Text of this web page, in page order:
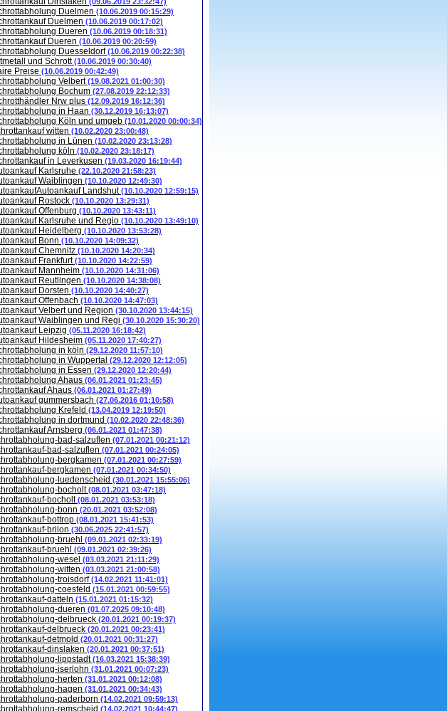
Duelmen (10.06.2019 00:15:29)
Duelmen (10.06.2019 00:17:02)
Dueren (10.06.2019 00:18:31)
Dueren (10.06.2019 00:20:59)
Duesseldorf(10.06.2019 00:22:38)
und Schrott(10.06.2019 00:30:40)
Preise (10.06.2019 00:42:49)
Velbert(19.08.2021 01:00:30)
Bochum (27.08.2019 22:12:33)
Nrw plus (12.09.2019 16:12:36)
in Haan (30.12.2019 16:13:07)
Köln und umgeb (10.01.2020 00:00:34)
witten (10.02.2020 23:00:48)
in Lünen (10.02.2020 23:13:28)
köln (10.02.2020 23:18:17)
in Leverkusen (19.03.2020 16:19:44)
Karlsruhe (22.10.2020 21:58:23)
Waiblingen (10.10.2020 12:49:30)
Landshut(10.10.2020 12:59:15)
Rostock (10.10.2020 13:29:31)
Offenburg (10.10.2020 13:43:11)
Karlsruhe und Regio (10.10.2020 13:49:10)
Heidelberg (10.10.2020 13:53:28)
Bonn (10.10.2020 14:09:32)
Chemnitz (10.10.2020 14:20:34)
Frankfurt(10.10.2020 14:22:59)
Mannheim (10.10.2020 14:31:06)
Reutlingen (10.10.2020 14:38:08)
Dorsten (10.10.2020 14:40:27)
Offenbach (10.10.2020 14:47:03)
Velbert und Region (30.10.2020 13:44:15)
Waiblingen und Regi (30.10.2020 15:30:20)
Leipzig (05.11.2020 16:18:42)
Hildesheim (05.11.2020 17:40:27)
in köln (29.12.2020 11:57:10)
in Wuppertal (29.12.2020 12:12:05)
in Essen (29.12.2020 12:20:44)
Ahaus (06.01.2021 01:23:45)
Ahaus (06.01.2021 01:27:49)
gummersbach (27.06.2016 01:10:58)
Krefeld (13.04.2019 12:19:50)
in dortmund (10.02.2020 22:48:36)
Arnsberg (06.01.2021 01:47:38)
bad-salzuflen (07.01.2021 00:21:12)
bad-salzuflen (07.01.2021 00:24:05)
bergkamen (07.01.2021 00:27:59)
bergkamen (07.01.2021 00:34:50)
luedenscheid (30.01.2021 15:55:06)
bocholt(08.01.2021 03:47:18)
bocholt(08.01.2021 03:53:18)
bonn (20.01.2021 03:52:08)
bottrop (08.01.2021 15:41:53)
brilon (30.06.2025 22:41:57)
bruehl (09.01.2021 02:33:19)
bruehl (09.01.2021 02:39:26)
wesel (03.03.2021 21:11:29)
witten (03.03.2021 21:00:58)
troisdorf(14.02.2021 11:41:01)
coesfeld (15.01.2021 00:59:55)
datteln (15.01.2021 01:15:32)
dueren (01.07.2025 09:10:48)
delbrueck (20.01.2021 00:19:37)
delbrueck (20.01.2021 00:23:41)
detmold (20.01.2021 00:31:27)
dinslaken (20.01.2021 00:37:51)
lippstadt(16.03.2021 15:38:39)
iserlohn (31.01.2021 00:07:23)
herten (31.01.2021 00:12:08)
hagen (31.01.2021 00:34:43)
paderborn (14.02.2021 09:59:13)
remscheid (14.02.2021 10:44:47)